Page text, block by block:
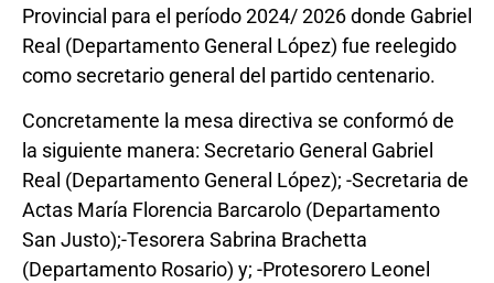
Provincial para el período 2024/ 2026 donde Gabriel
Real (Departamento General López) fue reelegido
como secretario general del partido centenario.
Concretamente la mesa directiva se conformó de
la siguiente manera: Secretario General Gabriel
Real (Departamento General López); -Secretaria de
Actas María Florencia Barcarolo (Departamento
San Justo);-Tesorera Sabrina Brachetta
(Departamento Rosario) y; -Protesorero Leonel